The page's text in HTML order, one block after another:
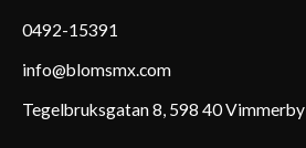
0492-15391
info@blomsmx.com
Tegelbruksgatan 8, 598 40 Vimmerby